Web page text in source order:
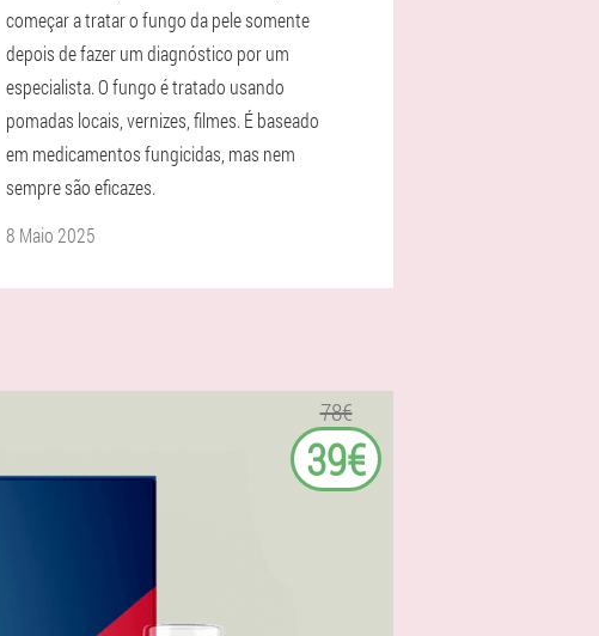
começar a tratar o fungo da pele somente
depois de fazer um diagnóstico por um
especialista. O fungo é tratado usando
pomadas locais, vernizes, filmes. É baseado
em medicamentos fungicidas, mas nem
sempre são eficazes.
8 Maio 2025
78€
39€